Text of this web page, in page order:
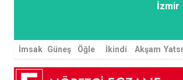
İzmir
İmsak Güneş Öğle İkindi Akşam Yatsı